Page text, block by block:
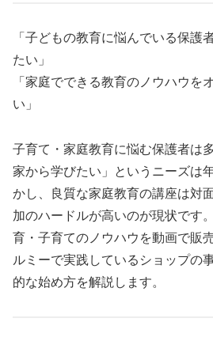
「子どもの教育に悩んでいる保護
たい」
「家庭でできる教育のノウハウを
い」
子育て・家庭教育に悩む保護者は
家から学びたい」というニーズは
かし、良質な家庭教育の講座は対
加のハードルが高いのが現状です
育・子育てのノウハウを動画で販
ルミーで実践しているショップの
的な始め方を解説します。